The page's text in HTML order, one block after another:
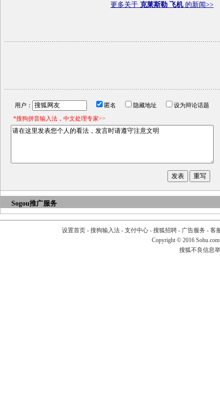
更多关于 克莱斯勒 飞机的新闻>>
用户： 匿名 隐藏地址
设为辩论话题
*搜狗拼音输入法，中文处理专家>>
Sogou推广服务
设置首页- 搜狗输入法- 支付中心- 搜狐招聘- 广告服务 - 客
Copyright © 2016
搜狐不良信息